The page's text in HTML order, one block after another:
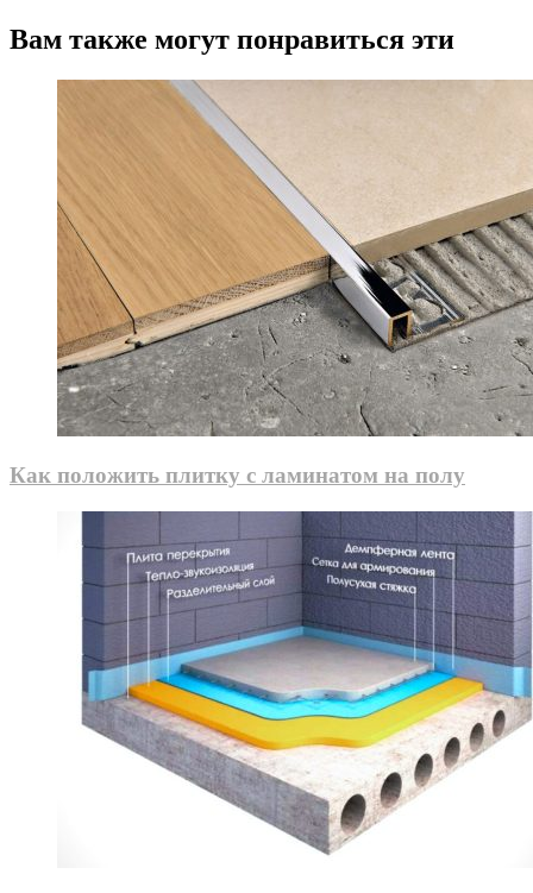
Вам также могут понравиться эти
Как положить плитку с ламинатом на полу